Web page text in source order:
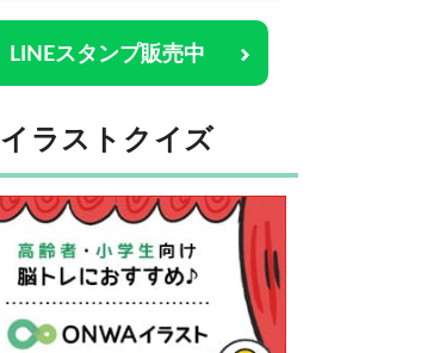
LINEスタンプ販売中
イラストクイズ